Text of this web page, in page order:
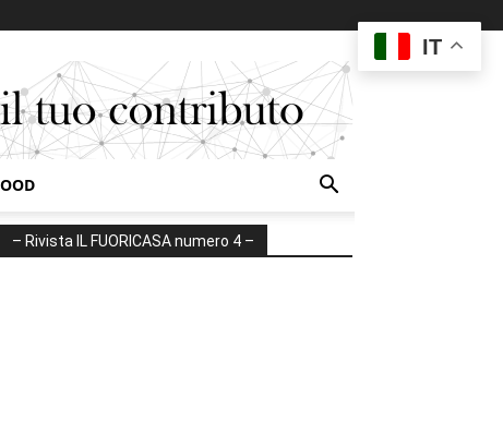
– Rivista IL FUORICASA numero 4 –
IT